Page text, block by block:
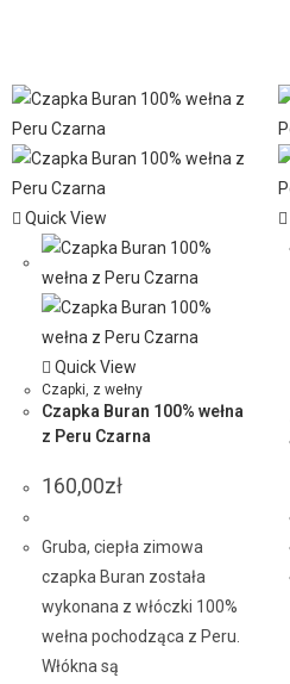
Quick View
Quick View
Czapki, z wełny
Czapka Buran 100% wełna
z Peru Czarna
160,00zł
Gruba, ciepła zimowa
czapka Buran została
wykonana z włóczki 100%
wełna pochodząca z Peru.
Włókna są